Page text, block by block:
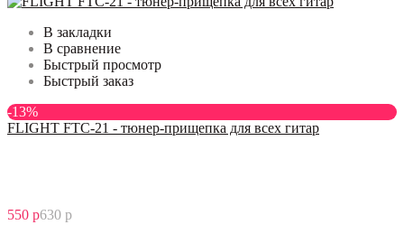
В закладки
В сравнение
Быстрый просмотр
Быстрый заказ
-13%
FLIGHT FTC-21 - тюнер-прищепка для всех гитар
550 р630 р